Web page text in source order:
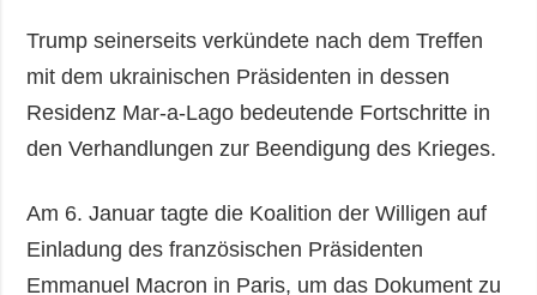
Trump seinerseits verkündete nach dem Treffen
mit dem ukrainischen Präsidenten in dessen
Residenz Mar-a-Lago bedeutende Fortschritte in
den Verhandlungen zur Beendigung des Krieges.
Am 6. Januar tagte die Koalition der Willigen auf
Einladung des französischen Präsidenten
Emmanuel Macron in Paris, um das Dokument zu